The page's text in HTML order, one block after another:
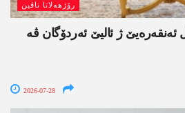
رۆژھەلاتا ناڤین
ژ ئالیێ ئەردۆگان ڤە
2026-07-28